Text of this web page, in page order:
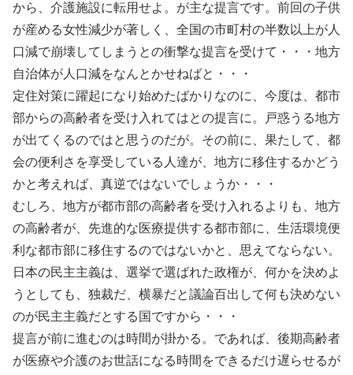
から、介護施設に転用せよ。が主な提言です。前回の子供
が産める女性減少が著しく、全国の市町村の半数以上が人
口減で崩壊してしまうとの衝撃な提言を受けて・・・地方
自治体が人口減をなんとかせねばと・・・
定住対策に躍起になり始めたばかりなのに、今度は、都市
部からの高齢者を受け入れてはとの提言に。戸惑うる地方
が出てくるのではと思うのだが。その前に、果たして、都
会の便利さを享受している人達が、地方に移住するかどう
かと考えれば、真逆ではないでしょうか・・・
むしろ、地方が都市部の高齢者を受け入れるよりも、地方
の高齢者が、先進的な医療提供する都市部に、生活環境便
利な都市部に移住するのではないかと、思えてならない。
日本の民主主義は、選挙で選ばれた政権が、何かを決めよ
うとしても、独裁だ、横暴だと議論百出して何も決めない
のが民主主義だとする国ですから・・・
提言が前に進むのは時間が掛かる。であれば、後期高齢者
が医療や介護のお世話になる時間をできるだけ遅らせるが